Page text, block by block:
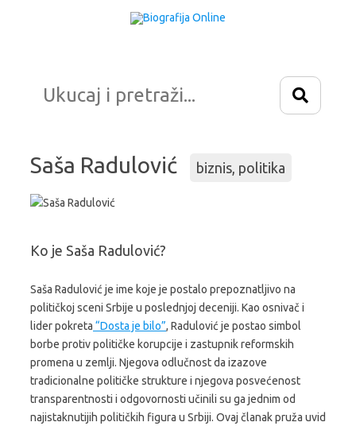
Saša Radulović biznis, politika
Ko je Saša Radulović?
Saša Radulović je ime koje je postalo prepoznatljivo na
političkoj sceni Srbije u poslednjoj deceniji. Kao osnivač i
lider pokreta “Dosta je bilo”, Radulović je postao simbol
borbe protiv političke korupcije i zastupnik reformskih
promena u zemlji. Njegova odlučnost da izazove
tradicionalne političke strukture i njegova posvećenost
transparentnosti i odgovornosti učinili su ga jednim od
najistaknutijih političkih figura u Srbiji. Ovaj članak pruža uvid